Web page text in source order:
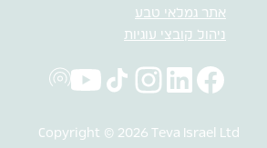
אתר גמלאי טבע
ניהול קובצי עוגיות
Copyright © 2026 Teva Israel Ltd